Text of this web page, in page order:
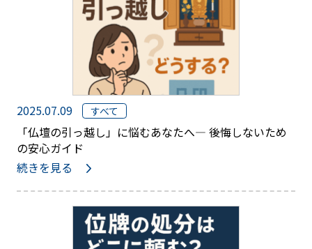
2025.07.09 すべて
「仏壇の引っ越し」に悩むあなたへ— 後悔しないため
の安心ガイド
続きを見る